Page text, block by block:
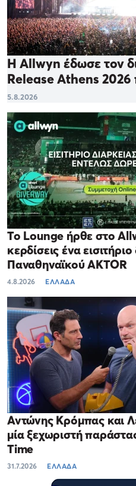
Η Allwyn έδωσε τον
Release Athens 2026
5.8.2026
Το Lounge ήρθε στο
κερδίσεις ένα
Παναθηναϊκού AKTOR
4.8.2026 ΕΛΛΑΔΑ
Αντώνης Κρόμπας και
μία ξεχωριστή
Time
31.7.2026 ΕΛΛΑΔΑ